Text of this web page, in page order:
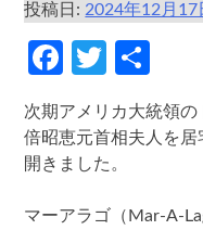
投稿日:2024年12月17
Facebook
Twitter
次期アメリカ大統領
倍昭恵元首相夫人を
開きました。
マーアラゴ（Mar-A-